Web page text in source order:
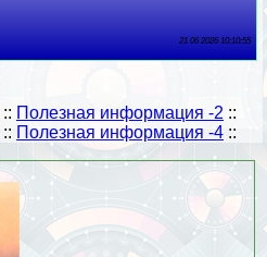
21 06 2026 10:10:55
:: Полезная информация -2 ::
:: Полезная информация -4 ::